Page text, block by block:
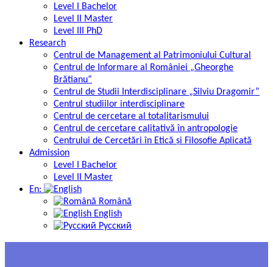
Level I Bachelor
Level II Master
Level III PhD
Research
Centrul de Management al Patrimoniului Cultural
Centrul de Informare al României „Gheorghe
Brătianu”
Centrul de Studii Interdisciplinare „Silviu Dragomir”
Centrul studiilor interdisciplinare
Centrul de cercetare al totalitarismului
Centrul de cercetare calitativă în antropologie
Centrului de Cercetări în Etică și Filosofie Aplicată
Admission
Level I Bachelor
Level II Master
En:
Română
English
Русский